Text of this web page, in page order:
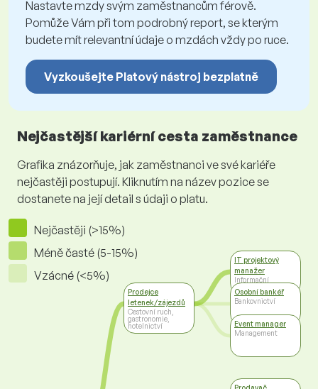
Nastavte mzdy svým zaměstnancům férově.
Pomůže Vám při tom podrobný report, se kterým
budete mít relevantní údaje o mzdách vždy po ruce.
Vyzkoušejte Platový nástroj bezplatně
Nejčastější kariérní cesta zaměstnance
Grafika znázorňuje, jak zaměstnanci ve své kariéře
nejčastěji postupují. Kliknutím na název pozice se
dostanete na její detail s údaji o platu.
Nejčastěji (>15%)
Méně časté (5-15%)
Vzácné (<5%)
Prodejce
letenek/zájezdů
Cestovní ruch,
gastronomie,
hotelnictví
IT projektový
manažer
Informační
technologie
Osobní bankéř
Bankovnictví
Event manager
Management